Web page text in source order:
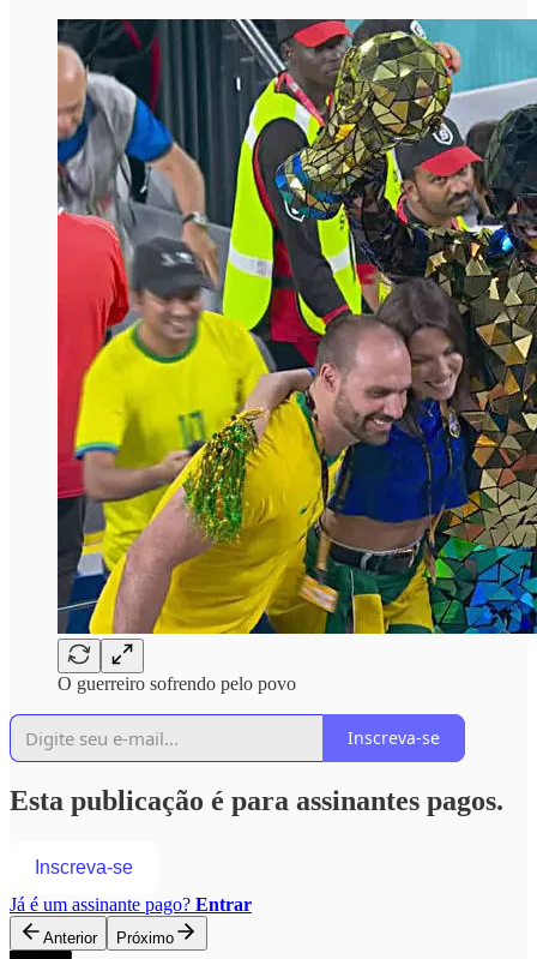
O guerreiro sofrendo pelo povo
Inscreva-se
Esta publicação é para assinantes pagos.
Inscreva-se
Já é um assinante pago? Entrar
Anterior Próximo